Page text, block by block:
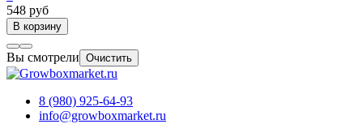
548 руб
В корзину
Вы смотрели Очистить
8 (980) 925-64-93
info@growboxmarket.ru